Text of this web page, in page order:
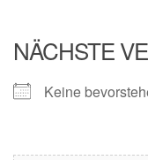
NÄCHSTE
Keine